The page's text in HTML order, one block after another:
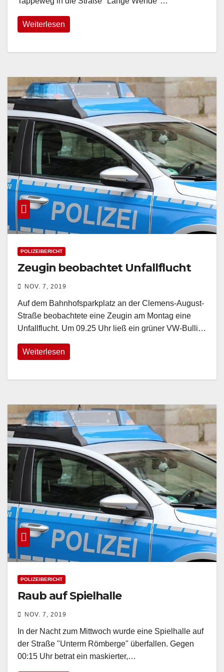
Weiterlesen
POLIZEIBERICHT
Zeugin beobachtet Unfallflucht
NOV. 7, 2019
Auf dem Bahnhofsparkplatz an der Clemens-August-
Straße beobachtete eine Zeugin am Montag eine
Unfallflucht. Um 09.25 Uhr ließ ein grüner VW-Bulli…
Weiterlesen
POLIZEIBERICHT
Raub auf Spielhalle
NOV. 7, 2019
In der Nacht zum Mittwoch wurde eine Spielhalle auf
der Straße "Unterm Römberge" überfallen. Gegen
00:15 Uhr betrat ein maskierter,…